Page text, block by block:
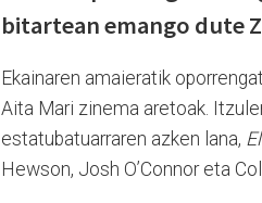
bitartean emango dute
Ekainaren amaieratik
Aita Mari zinema aretoak.
estatubatuarraren azken lana,
Hewson, Josh O’Connor eta